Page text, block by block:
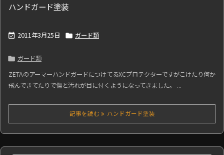
ハンドガード塗装
 2011年3月25日  ガード類
 ガード類
ZETAのアーマーハンドガードにつけてるXCプロテクターですがこけたり何か
飛んできてたりで傷と汚れが目に付くようになってきました。 ...
記事を読む ハンドガード塗装